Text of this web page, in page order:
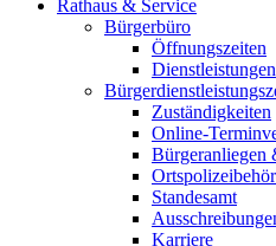
Rathaus & Service
Bürgerbüro
Öffnungszeiten
Dienstleistungen
Zuständigkeiten
Online-
Bürgeranliegen
Standesamt
Karriere